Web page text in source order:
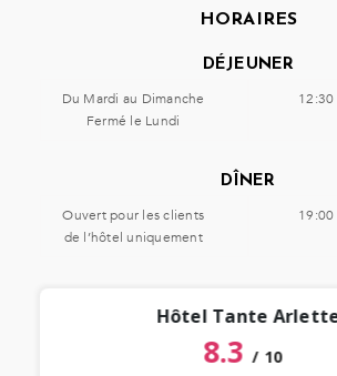
HORAIRES
DÉJEUNER
Du Mardi au Dimanche
Fermé le Lundi
DÎNER
Ouvert pour les clients
de l’hôtel uniquement
Hôtel Tante
8.3/ 10